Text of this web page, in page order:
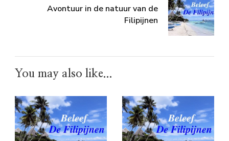
Avontuur in de natuur van de
Filipijnen
You may also like...